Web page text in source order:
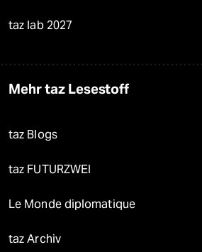
taz lab 2027
Mehr taz Lesestoff
taz Blogs
taz FUTURZWEI
Le Monde diplomatique
taz Archiv